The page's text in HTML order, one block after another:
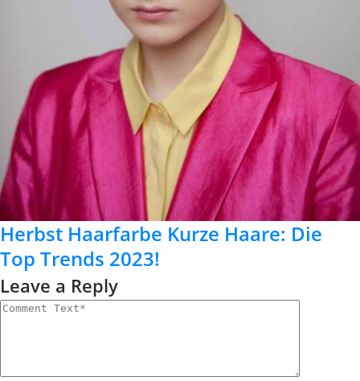
Herbst Haarfarbe Kurze Haare: Die
Top Trends 2023!
Leave a Reply